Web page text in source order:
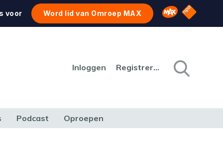
voor Word lid van Omroep MAX Omroep MAX
NPO
Inloggen Registreren
Podcast Oproepen